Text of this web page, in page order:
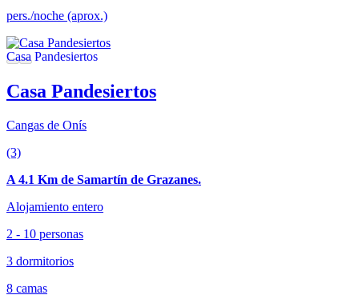
pers./noche (aprox.)
Casa Pandesiertos
Cangas de Onís
(3)
A 4.1 Km de Samartín de Grazanes.
Alojamiento entero
2 - 10 personas
3 dormitorios
8 camas